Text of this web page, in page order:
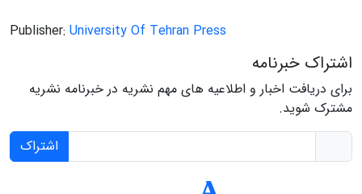
Publisher: University Of Tehran Press
اشتراک خبرنامه
برای دریافت اخبار و اطلاعیه های مهم نشریه در خبرنامه نشریه
مشترک شوید.
اشتراک